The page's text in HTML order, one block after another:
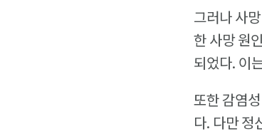
그러나 사
한 사망 원
되었다. 이
또한 감염
다. 다만 정